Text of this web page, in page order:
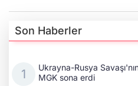
Son Haberler
Ukrayna-Rusya
MGK sona erdi